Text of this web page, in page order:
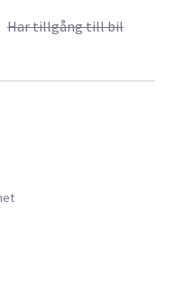
Har tillgång till bil